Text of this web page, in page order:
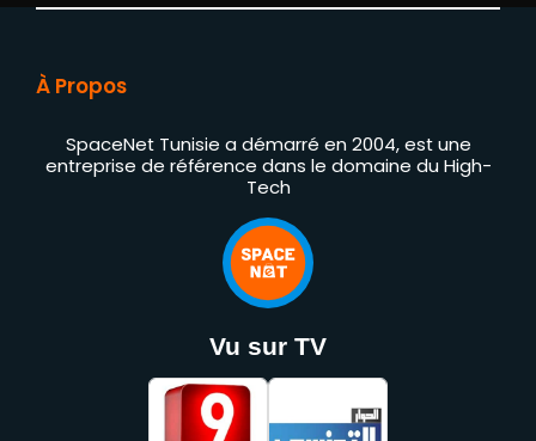
À Propos
SpaceNet Tunisie a démarré en 2004, est une
entreprise de référence dans le domaine du High-
Tech
Vu sur TV